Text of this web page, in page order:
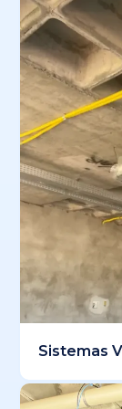
Sistemas